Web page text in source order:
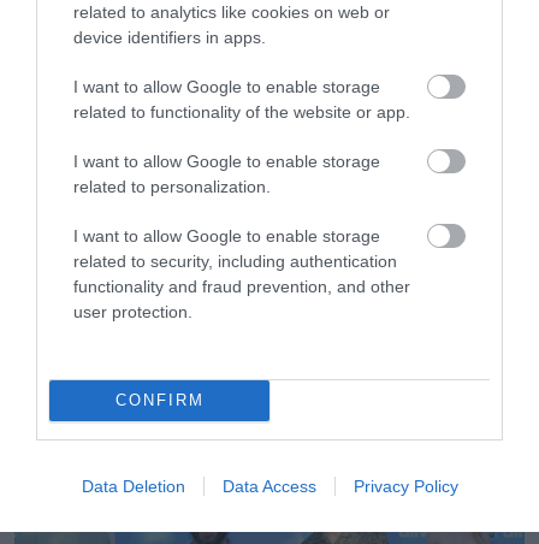
related to analytics like cookies on web or
device identifiers in apps.
I want to allow Google to enable storage
related to functionality of the website or app.
I want to allow Google to enable storage
related to personalization.
I want to allow Google to enable storage
related to security, including authentication
functionality and fraud prevention, and other
user protection.
CONFIRM
Data Deletion Data Access Privacy Policy
01.08.2026
Οι πολιτιστικές εκδηλώσεις του Αυγούστου
υπό την αιγίδα του ΕΟΤ